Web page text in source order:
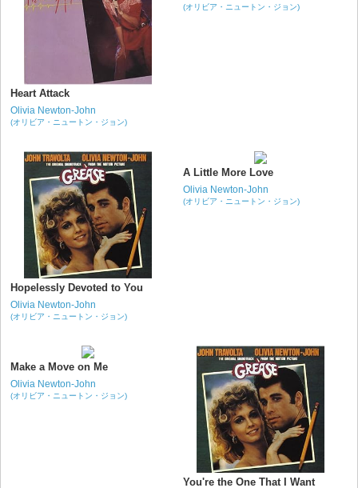
Heart Attack
Olivia Newton-John
(オリビア・ニュートン・ジョン)
(オリビア・ニュートン・ジョン)
Hopelessly Devoted to You
Olivia Newton-John
(オリビア・ニュートン・ジョン)
A Little More Love
Olivia Newton-John
(オリビア・ニュートン・ジョン)
Make a Move on Me
Olivia Newton-John
(オリビア・ニュートン・ジョン)
You're the One That I Want